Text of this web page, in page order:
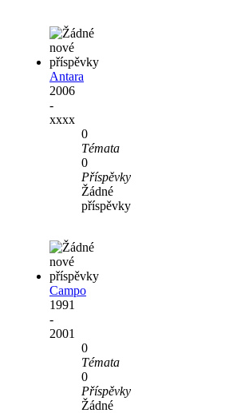
Antara
2006
-
xxxx
0
Témata
0
Příspěvky
Žádné
příspěvky
Campo
1991
-
2001
0
Témata
0
Příspěvky
Žádné